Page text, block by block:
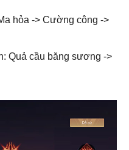
hỏa -> Cường công ->
Quả cầu băng sương ->